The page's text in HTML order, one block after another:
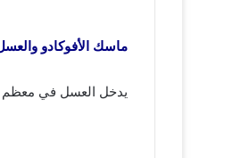
ماسك الأفوكادو
يدخل العسل في معظم